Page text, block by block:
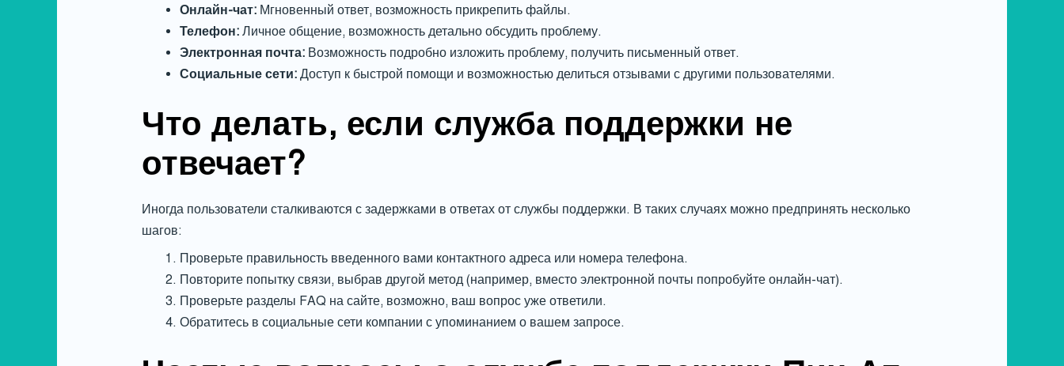
Онлайн-чат:Мгновенный ответ, возможность прикрепить файлы.
Телефон:Личное общение, возможность детально обсудить проблему.
Электронная почта:Возможность подробно изложить проблему, получить письменный ответ.
Социальные сети:Доступ к быстрой помощи и возможностью делиться отзывами с другими пользователями.
Что делать, если служба поддержки не
отвечает?
Иногда пользователи сталкиваются с задержками в ответах от службы поддержки. В таких случаях можно предпринять несколько
шагов:
Проверьте правильность введенного вами контактного адреса или номера телефона.
Повторите попытку связи, выбрав другой метод (например, вместо электронной почты попробуйте онлайн-чат).
Проверьте разделы FAQ на сайте, возможно, ваш вопрос уже ответили.
Обратитесь в социальные сети компании с упоминанием о вашем запросе.